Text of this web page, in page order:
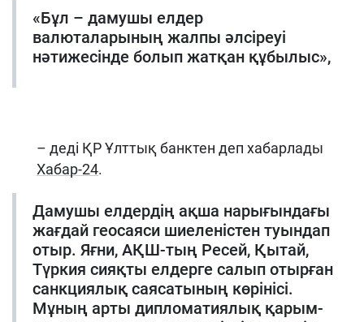
«Бұл – дамушы елдер
валюталарының жалпы әлсіреуі
нәтижесінде болып жатқан құбылыс»,
– деді ҚР Ұлттық банктен деп хабарлады
Хабар-24.
Дамушы елдердің ақша нарығындағы
жағдай геосаяси шиеленістен туындап
отыр. Яғни, АҚШ-тың Ресей, Қытай,
Түркия сияқты елдерге салып отырған
санкциялық саясатының көрінісі.
Мұның арты дипломатиялық қарым-